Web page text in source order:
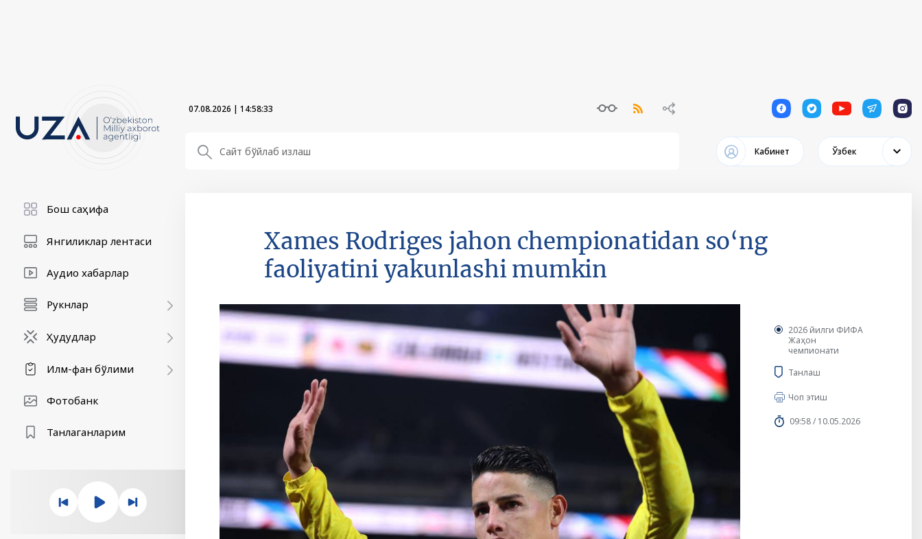
07.08.2026 | 14:58:34 1 1 1 1 1
Кабинет Ўзбек
Бош саҳифа
Янгиликлар лентаси
Аудио хабарлар
Рукнлар
Ҳудудлар
Илм-фан бўлими
Фотобанк
Танлаганларим
Xames Rodriges jahon chempionatidan so‘ng
faoliyatini yakunlashi mumkin
2026 йилги ФИФА
Жаҳон
чемпионати
Танлаш
Чоп этиш
09:58 / 10.05.2026